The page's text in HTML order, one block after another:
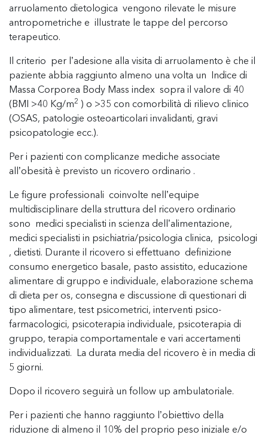
arruolamento dietologica vengono rilevate le misure
antropometriche e illustrate le tappe del percorso
terapeutico.
Il criterio per l’adesione alla visita di arruolamento è che il
paziente abbia raggiunto almeno una volta un Indice di
Massa Corporea Body Mass index sopra il valore di 40
(BMI >40 Kg/m2 ) o >35 con comorbilità di rilievo clinico
(OSAS, patologie osteoarticolari invalidanti, gravi
psicopatologie ecc.).
Per i pazienti con complicanze mediche associate
all’obesità è previsto un ricovero ordinario .
Le figure professionali coinvolte nell’equipe
multidisciplinare della struttura del ricovero ordinario
sono medici specialisti in scienza dell’alimentazione,
medici specialisti in psichiatria/psicologia clinica, psicologi
, dietisti. Durante il ricovero si effettuano definizione
consumo energetico basale, pasto assistito, educazione
alimentare di gruppo e individuale, elaborazione schema
di dieta per os, consegna e discussione di questionari di
tipo alimentare, test psicometrici, interventi psico-
farmacologici, psicoterapia individuale, psicoterapia di
gruppo, terapia comportamentale e vari accertamenti
individualizzati. La durata media del ricovero è in media di
5 giorni.
Dopo il ricovero seguirà un follow up ambulatoriale.
Per i pazienti che hanno raggiunto l’obiettivo della
riduzione di almeno il 10% del proprio peso iniziale e/o